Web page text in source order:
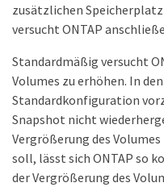
zusätzlichen
versucht ONTAP
Standardmäßig versucht
Volumes zu erhöhen. In
Standardkonfiguration
Snapshot nicht
Vergrößerung des
soll, lässt sich ONTAP so
der Vergrößerung des